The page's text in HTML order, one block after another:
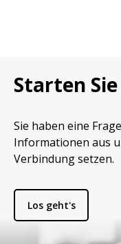
Starten
Sie haben eine
Informationen aus
Verbindung setzen.
Los geht's